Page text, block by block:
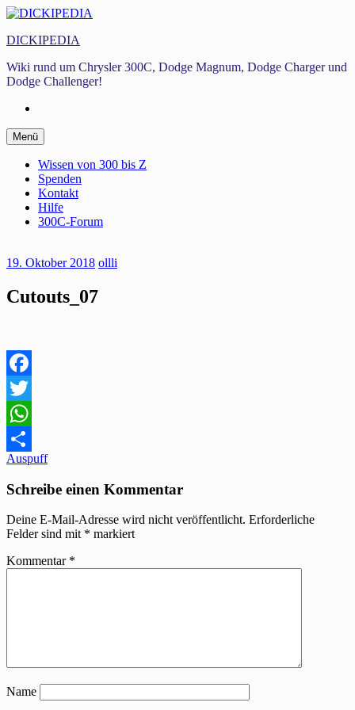
Zum
springen
DICKIPEDIA
Wiki rund um Chrysler 300C, Dodge Magnum, Dodge Charger und
Dodge Challenger!
Menü Zum
Inhalt
springen
Wissen von 300 bis Z
Spenden
Kontakt
Hilfe
300C-Forum
19. Oktober 2018 ollli
Cutouts_07
Facebook
Twitter
WhatsApp
Teilen
Beitragsnavigation
Auspuff
Schreibe einen Kommentar
Deine E-Mail-Adresse wird nicht veröffentlicht. Erforderliche
Felder sind mit * markiert
Kommentar *
Name